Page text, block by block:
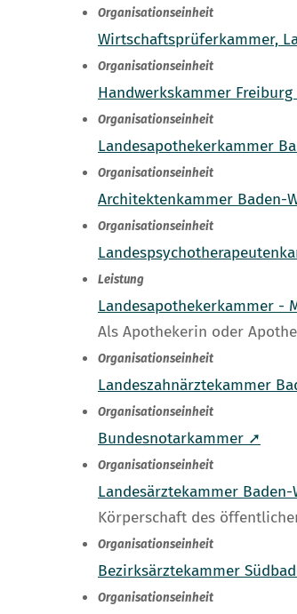
Organisationseinheit
Wirtschaftsprüferkammer,
Organisationseinheit
Handwerkskammer
Organisationseinheit
Landesapothekerkammer
Organisationseinheit
Architektenkammer Baden-
Organisationseinheit
Leistung
Landesapothekerkammer -
Als Apothekerin oder
Organisationseinheit
Landeszahnärztekammer
Organisationseinheit
Bundesnotarkammer ➚
Organisationseinheit
Landesärztekammer
Körperschaft des
Organisationseinheit
Bezirksärztekammer
Organisationseinheit